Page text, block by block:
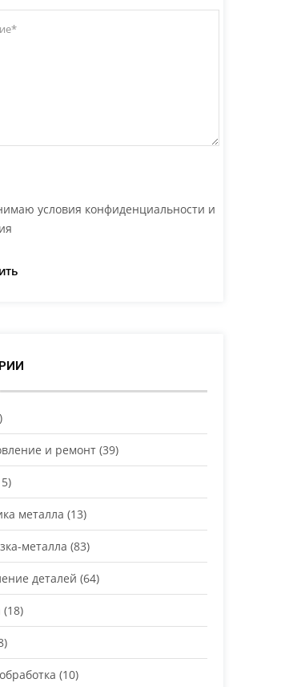
условия конфиденциальности и
и ремонт (39)
металла (13)
металла (83)
деталей (64)
(18)
(10)